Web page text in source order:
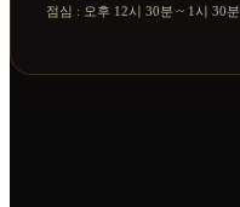
점심 : 오후 12시 30분 ~ 1시 30분